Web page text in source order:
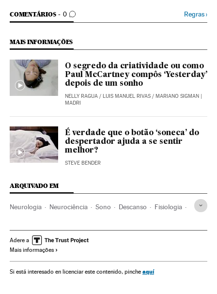
COMENTÁRIOS 0
COMENTÁRIOS Regras›
MAIS INFORMAÇÕES
O segredo da criatividade ou como
Paul McCartney compôs ‘Yesterday’
depois de um sonho
NELLY RAGUA / LUIS MANUEL RIVAS / MARIANO SIGMAN |
MADRI
É verdade que o botão ‘soneca’ do
despertador ajuda a se sentir
melhor?
STEVE BENDER
ARQUIVADO EM
Neurologia Neurociência Sono Descanso Fisiologia
Ciências naturais Ciência
Adere a
Mais informações
Si está interesado en licenciar este contenido, pinche aquí